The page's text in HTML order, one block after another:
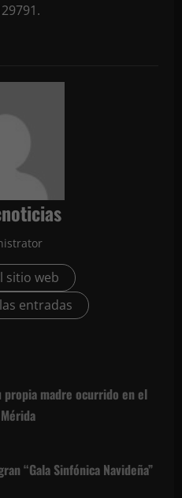
sitio web
entradas
madre ocurrido en el
“Gala Sinfónica Navideña”